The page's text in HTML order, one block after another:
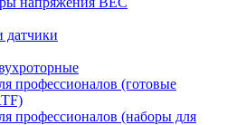
датчики
профессионалов (готовые
профессионалов (наборы для